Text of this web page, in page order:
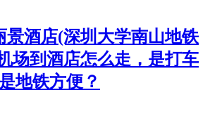
景酒店(深圳大学南山地铁
场到酒店怎么走，是打车
地铁方便？